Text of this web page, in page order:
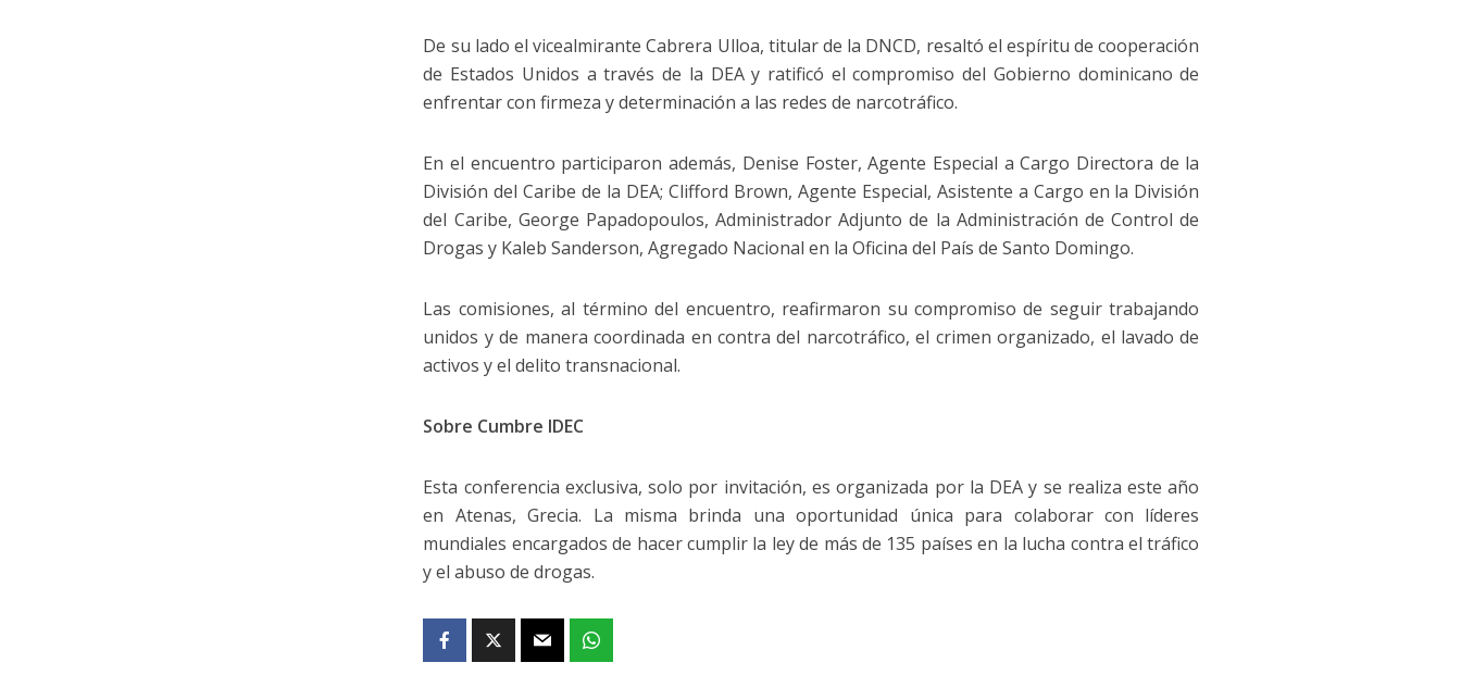
De su lado el vicealmirante Cabrera Ulloa, titular de la DNCD, resaltó el espíritu de cooperación
de Estados Unidos a través de la DEA y ratificó el compromiso del Gobierno dominicano de
enfrentar con firmeza y determinación a las redes de narcotráfico.
En el encuentro participaron además, Denise Foster, Agente Especial a Cargo Directora de la
División del Caribe de la DEA; Clifford Brown, Agente Especial, Asistente a Cargo en la División
del Caribe, George Papadopoulos, Administrador Adjunto de la Administración de Control de
Drogas y Kaleb Sanderson, Agregado Nacional en la Oficina del País de Santo Domingo.
Las comisiones, al término del encuentro, reafirmaron su compromiso de seguir trabajando
unidos y de manera coordinada en contra del narcotráfico, el crimen organizado, el lavado de
activos y el delito transnacional.
Sobre Cumbre IDEC
Esta conferencia exclusiva, solo por invitación, es organizada por la DEA y se realiza este año
en Atenas, Grecia. La misma brinda una oportunidad única para colaborar con líderes
mundiales encargados de hacer cumplir la ley de más de 135 países en la lucha contra el tráfico
y el abuso de drogas.